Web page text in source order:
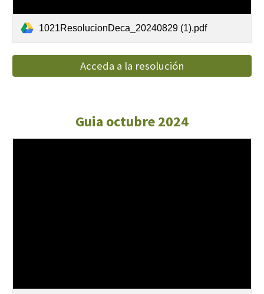
1021ResolucionDeca_20240829 (1).pdf
Acceda a la resolución
Guia octubre 2024